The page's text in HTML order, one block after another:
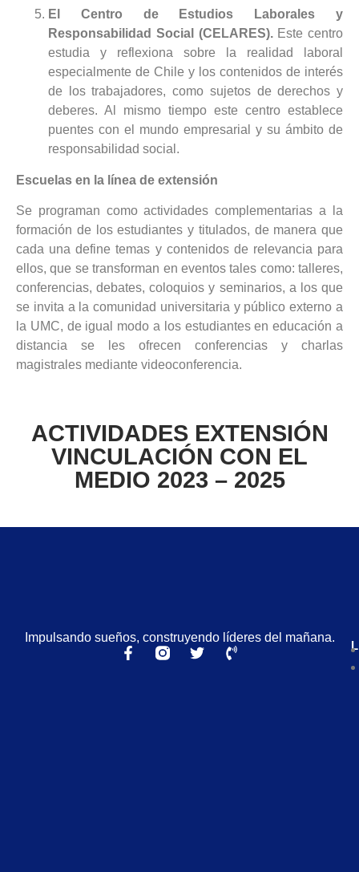
El Centro de Estudios Laborales y
Responsabilidad Social (CELARES).Este centro
estudia y reflexiona sobre la realidad laboral
especialmente de Chile y los contenidos de interés
de los trabajadores, como sujetos de derechos y
deberes. Al mismo tiempo este centro establece
puentes con el mundo empresarial y su ámbito de
responsabilidad social.
Escuelas en la línea de extensión
Se programan como actividades complementarias a la
formación de los estudiantes y titulados, de manera que
cada una define temas y contenidos de relevancia para
ellos, que se transforman en eventos tales como: talleres,
conferencias, debates, coloquios y seminarios, a los que
se invita a la comunidad universitaria y público externo a
la UMC, de igual modo a los estudiantes en educación a
distancia se les ofrecen conferencias y charlas
magistrales mediante videoconferencia.
ACTIVIDADES EXTENSIÓN
VINCULACIÓN CON EL
MEDIO 2023 – 2025
Impulsando sueños, construyendo líderes del mañana.